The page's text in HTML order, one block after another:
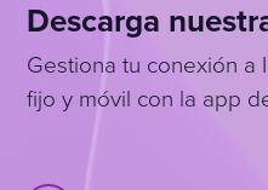
Descarga
Gestiona tu conexión a
fijo y móvil con la app